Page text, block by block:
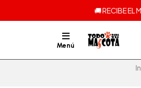
🚚 RECIBE
Menú